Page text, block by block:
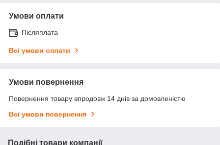
Умови оплати
Післяплата
Всі умови оплати
Умови повернення
Повернення товару впродовж 14 днів за домовленістю
Всі умови повернення
Подібні товари компанії